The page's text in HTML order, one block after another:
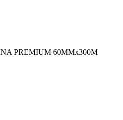
PREMIUM 60MMx300M